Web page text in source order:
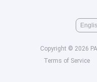
Copyright © 2026
Terms of Service